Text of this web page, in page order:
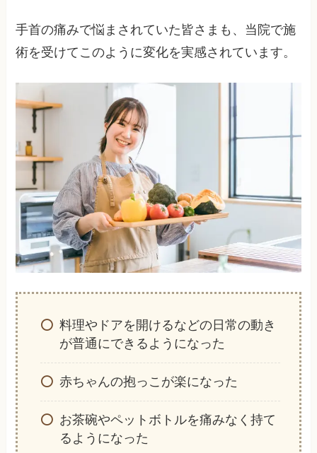
手首の痛みで悩まされていた皆さまも、当院で施
術を受けてこのように変化を実感されています。
料理やドアを開けるなどの日常の動き
が普通にできるようになった
赤ちゃんの抱っこが楽になった
お茶碗やペットボトルを痛みなく持て
るようになった